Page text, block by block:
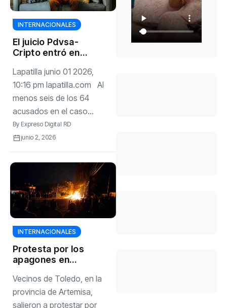
INTERNACIONALES
El juicio Pdvsa-
Cripto entró en
para el chavismo
tras denuncias
internas
Lapatilla junio 01 2026,
10:16 pm lapatilla.com Al
menos seis de los 64
acusados en el caso...
By Expreso Digital RD
junio 2, 2026
INTERNACIONALES
Protesta por los
apagones en
con tensión entre
vecinos y la policía
Vecinos de Toledo, en la
provincia de Artemisa,
salieron a protestar por